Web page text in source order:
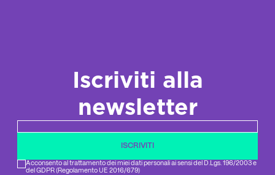
Iscriviti alla
newsletter
ISCRIVITI
Acconsento al trattamento dei miei dati personali ai sensi del D.Lgs. 196/2003 e
del GDPR (Regolamento UE 2016/679)